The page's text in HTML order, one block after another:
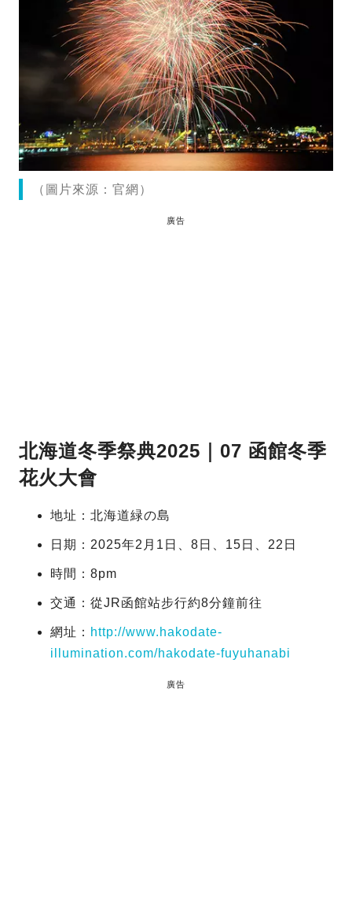
（圖片來源：官網）
廣告
北海道冬季祭典2025｜07 函館冬季
花火大會
地址：北海道緑の島
日期：2025年2月1日、8日、15日、22日
時間：8pm
交通：從JR函館站步行約8分鐘前往
網址： http://www.hakodate-
illumination.com/hakodate-fuyuhanabi
廣告